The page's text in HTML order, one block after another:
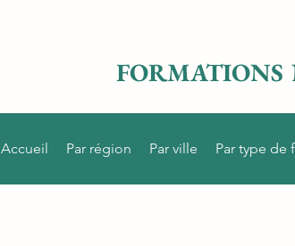
FORMATIONS
Accueil Par région Par ville Par type de